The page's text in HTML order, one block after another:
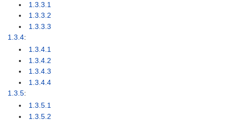
1.3.3.1
1.3.3.2
1.3.3.3
1.3.4:
1.3.4.1
1.3.4.2
1.3.4.3
1.3.4.4
1.3.5:
1.3.5.1
1.3.5.2